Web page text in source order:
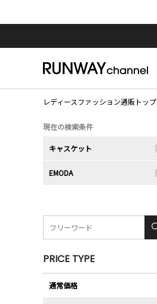
レディースファッション通販トップ
現在の検索条件
キャスケット
EMODA
PRICE TYPE
通常価格